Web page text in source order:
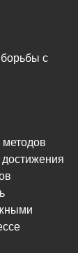
с